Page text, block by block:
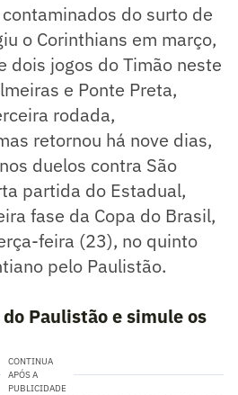
do surto de
o Corinthians em março,
dois jogos do Timão neste
e Ponte Preta,
rodada,
retornou há nove dias,
duelos contra São
partida do Estadual,
fase da Copa do Brasil,
feira (23), no quinto
pelo Paulistão.
Paulistão e simule os
CONTINUA
APÓS A
PUBLICIDADE